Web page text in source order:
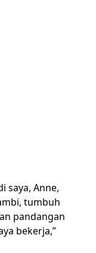
saya, Anne,
tumbuh
pandangan
bekerja,”